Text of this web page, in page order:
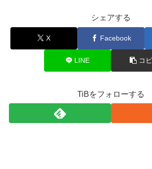
シェアする
X Facebook
LINE コ
TiBをフォローする